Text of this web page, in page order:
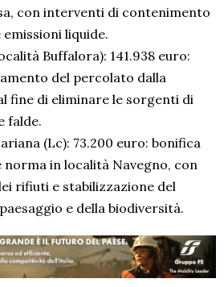
con interventi di contenimento
liquide.
Buffalora): 141.938 euro:
del percolato dalla
fine di eliminare le sorgenti di
falde.
(Lc): 73.200 euro: bonifica
in località Navegno, con
rifiuti e stabilizzazione del
e della biodiversità.